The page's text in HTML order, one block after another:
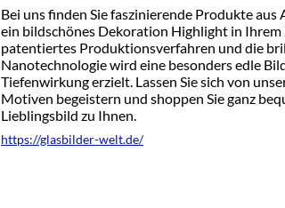
Bei uns finden Sie faszinierende Produkte aus
ein bildschönes Dekoration Highlight in
patentiertes Produktionsverfahren und die
Nanotechnologie wird eine besonders edle
Tiefenwirkung erzielt. Lassen Sie sich von
Motiven begeistern und shoppen Sie ganz
Lieblingsbild zu Ihnen.
https://glasbilder-welt.de/